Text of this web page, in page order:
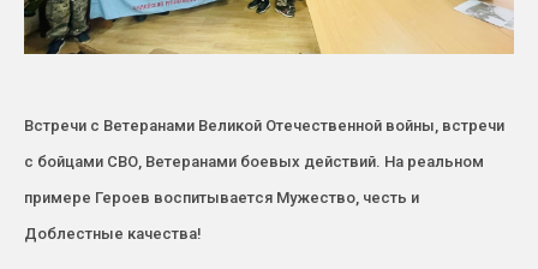
Встречи с Ветеранами Великой Отечественной войны, встречи
с бойцами СВО, Ветеранами боевых действий. На реальном
примере Героев воспитывается Мужество, честь и
Доблестные качества!